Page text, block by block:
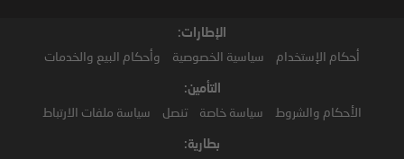
الإطارات:
أحكام الإستخدام سياسية الخصوصية وأحكام البيع والخدمات
التأمين:
الأحكام والشروط سياسة خاصة تنصل سياسة ملفات الارتباط
بطارية: